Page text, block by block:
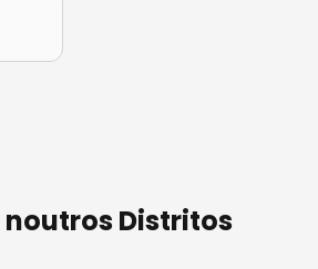
noutros Distritos